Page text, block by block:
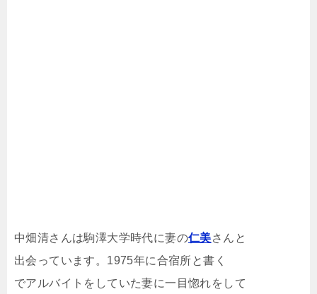
中畑清さんは駒澤大学時代に妻の仁美さんと
出会っています。1975年に合宿所と書く
でアルバイトをしていた妻に一目惚れをして